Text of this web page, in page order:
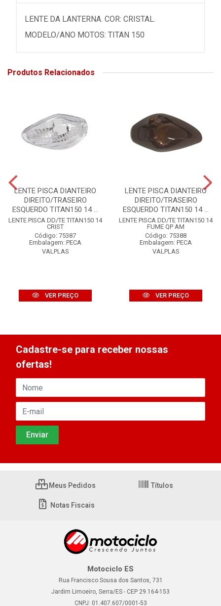
LENTE DA LANTERNA. COR: CRISTAL.
MODELO/ANO MOTOS: TITAN 150
Produtos Relacionados
LENTE PISCA DIANTEIRO
DIREITO/TRASEIRO
ESQUERDO TITAN150 14 ...
LENTE PISCA DD/TE TITAN150 14
CRIST
Código: 75387
Embalagem: PECA
VALPLAS
VER PREÇO
LENTE PISCA DIANTEIRO
DIREITO/TRASEIRO
ESQUERDO TITAN150 14 ...
LENTE PISCA DD/TE TITAN150 14
FUME QP AM
Código: 75388
Embalagem: PECA
VALPLAS
VER PREÇO
Cadastre-se para receber nossas
ofertas!
Meus Pedidos Títulos
Notas Fiscais
Motociclo ES
Rua Francisco Sousa dos Santos, 731
Jardim Limoeiro, Serra/ES - CEP 29.164-153
CNPJ: 01.407.607/0001-53